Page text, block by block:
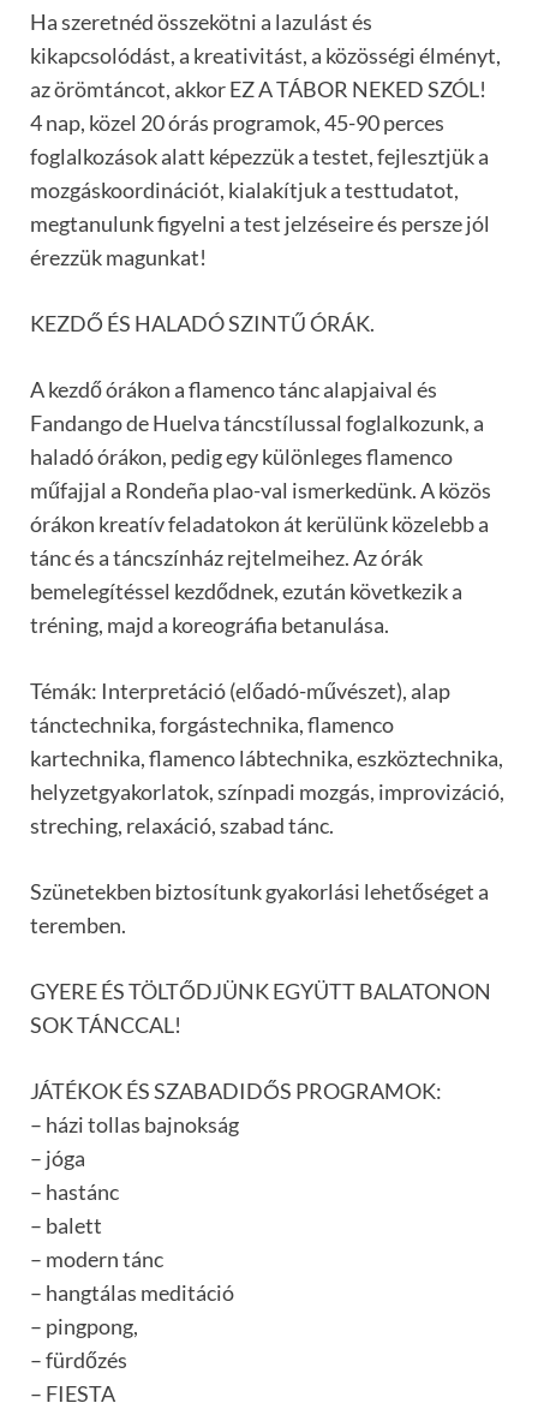
Ha szeretnéd összekötni a lazulást és
kikapcsolódást, a kreativitást, a közösségi élményt,
az örömtáncot, akkor EZ A TÁBOR NEKED SZÓL!
4 nap, közel 20 órás programok, 45-90 perces
foglalkozások alatt képezzük a testet, fejlesztjük a
mozgáskoordinációt, kialakítjuk a testtudatot,
megtanulunk figyelni a test jelzéseire és persze jól
érezzük magunkat!
KEZDŐ ÉS HALADÓ SZINTŰ ÓRÁK.
A kezdő órákon a flamenco tánc alapjaival és
Fandango de Huelva táncstílussal foglalkozunk, a
haladó órákon, pedig egy különleges flamenco
műfajjal a Rondeña plao-val ismerkedünk. A közös
órákon kreatív feladatokon át kerülünk közelebb a
tánc és a táncszínház rejtelmeihez. Az órák
bemelegítéssel kezdődnek, ezután következik a
tréning, majd a koreográfia betanulása.
Témák: Interpretáció (előadó-művészet), alap
tánctechnika, forgástechnika, flamenco
kartechnika, flamenco lábtechnika, eszköztechnika,
helyzetgyakorlatok, színpadi mozgás, improvizáció,
streching, relaxáció, szabad tánc.
Szünetekben biztosítunk gyakorlási lehetőséget a
teremben.
GYERE ÉS TÖLTŐDJÜNK EGYÜTT BALATONON
SOK TÁNCCAL!
JÁTÉKOK ÉS SZABADIDŐS PROGRAMOK:
– házi tollas bajnokság
– jóga
– hastánc
– balett
– modern tánc
– hangtálas meditáció
– pingpong,
– fürdőzés
– FIESTA